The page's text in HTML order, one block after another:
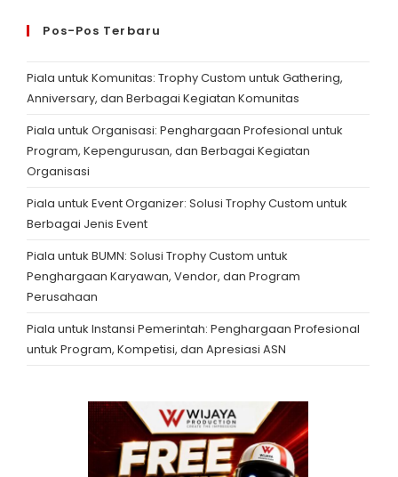
Pos-Pos Terbaru
Piala untuk Komunitas: Trophy Custom untuk Gathering,
Anniversary, dan Berbagai Kegiatan Komunitas
Piala untuk Organisasi: Penghargaan Profesional untuk
Program, Kepengurusan, dan Berbagai Kegiatan
Organisasi
Piala untuk Event Organizer: Solusi Trophy Custom untuk
Berbagai Jenis Event
Piala untuk BUMN: Solusi Trophy Custom untuk
Penghargaan Karyawan, Vendor, dan Program
Perusahaan
Piala untuk Instansi Pemerintah: Penghargaan Profesional
untuk Program, Kompetisi, dan Apresiasi ASN